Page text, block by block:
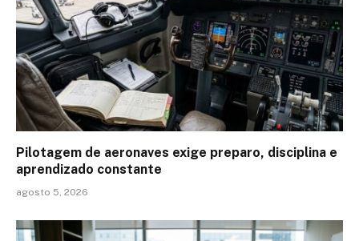
Pilotagem de aeronaves exige preparo, disciplina e
aprendizado constante
agosto 5, 2026